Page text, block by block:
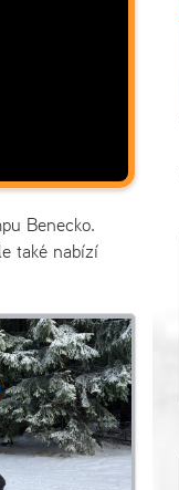
Benecko.
také nabízí